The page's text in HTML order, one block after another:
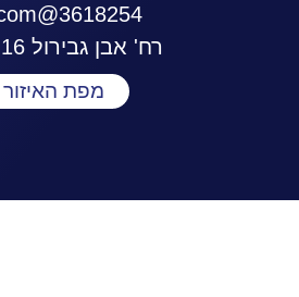
3618254@gmail.com
רח' אבן גבירול 16, בני ברק
מפת האיזור